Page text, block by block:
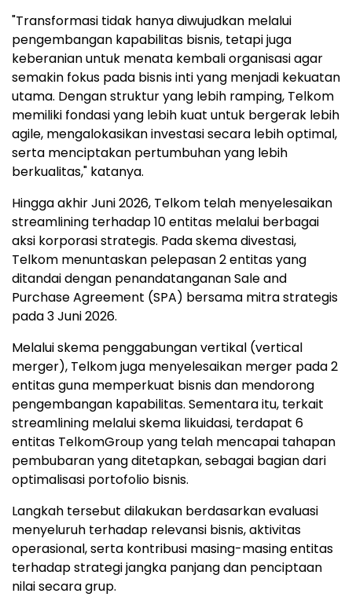
"Transformasi tidak hanya diwujudkan melalui
pengembangan kapabilitas bisnis, tetapi juga
keberanian untuk menata kembali organisasi agar
semakin fokus pada bisnis inti yang menjadi kekuatan
utama. Dengan struktur yang lebih ramping, Telkom
memiliki fondasi yang lebih kuat untuk bergerak lebih
agile, mengalokasikan investasi secara lebih optimal,
serta menciptakan pertumbuhan yang lebih
berkualitas," katanya.
Hingga akhir Juni 2026, Telkom telah menyelesaikan
streamlining terhadap 10 entitas melalui berbagai
aksi korporasi strategis. Pada skema divestasi,
Telkom menuntaskan pelepasan 2 entitas yang
ditandai dengan penandatanganan Sale and
Purchase Agreement (SPA) bersama mitra strategis
pada 3 Juni 2026.
Melalui skema penggabungan vertikal (vertical
merger), Telkom juga menyelesaikan merger pada 2
entitas guna memperkuat bisnis dan mendorong
pengembangan kapabilitas. Sementara itu, terkait
streamlining melalui skema likuidasi, terdapat 6
entitas TelkomGroup yang telah mencapai tahapan
pembubaran yang ditetapkan, sebagai bagian dari
optimalisasi portofolio bisnis.
Langkah tersebut dilakukan berdasarkan evaluasi
menyeluruh terhadap relevansi bisnis, aktivitas
operasional, serta kontribusi masing-masing entitas
terhadap strategi jangka panjang dan penciptaan
nilai secara grup.